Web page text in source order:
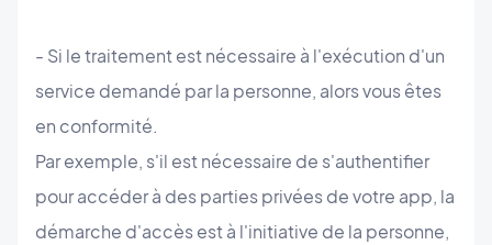
- Si le traitement est nécessaire à l'exécution d'un
service demandé par la personne, alors vous êtes
en conformité.
Par exemple, s'il est nécessaire de s'authentifier
pour accéder à des parties privées de votre app, la
démarche d'accès est à l'initiative de la personne,